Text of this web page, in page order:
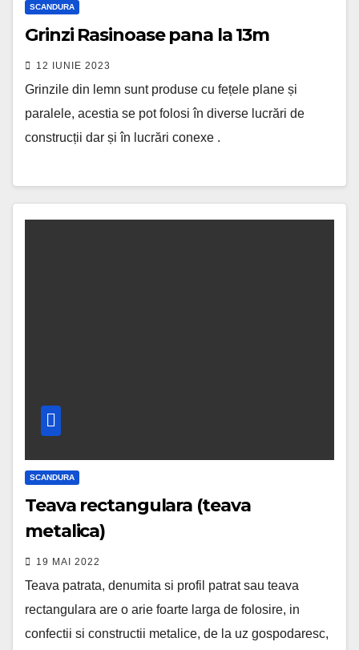
SCANDURA
Grinzi Rasinoase pana la 13m
12 IUNIE 2023
Grinzile din lemn sunt produse cu fețele plane și
paralele, acestia se pot folosi în diverse lucrări de
construcții dar și în lucrări conexe .
SCANDURA
Teava rectangulara (teava
metalica)
19 MAI 2022
Teava patrata, denumita si profil patrat sau teava
rectangulara are o arie foarte larga de folosire, in
confectii si constructii metalice, de la uz gospodaresc,